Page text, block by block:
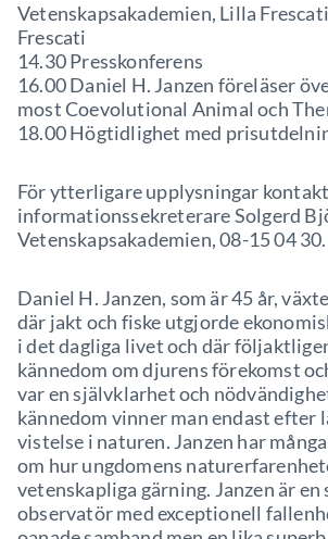
Vetenskapsakademien, Lilla
Frescati
14.30 Presskonferens
16.00 Daniel H. Janzen föreläser
most Coevolutional Animal och
18.00 Högtidlighet med
För ytterligare upplysningar
informationssekreterare Solgerd
Vetenskapsakademien, 08-15 04 30.
Daniel H. Janzen, som är 45 år,
där jakt och fiske utgjorde
i det dagliga livet och där
kännedom om djurens förekomst
var en självklarhet och
kännedom vinner man endast efter
vistelse i naturen. Janzen har
om hur ungdomens
vetenskapliga gärning. Janzen är en
observatör med exceptionell